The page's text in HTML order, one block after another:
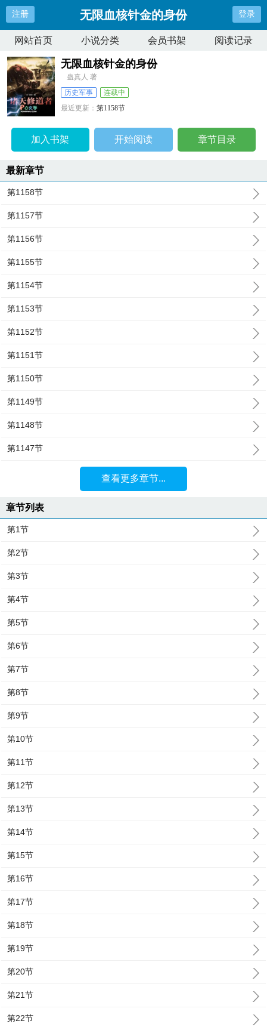
注册 无限血核针金的身份 登录
网站首页 小说分类 会员书架 阅读记录
无限血核针金的身份
蛊真人 著
历史军事
连载中
最近更新：第1158节
加入书架 开始阅读 章节目录
最新章节
第1158节
第1157节
第1156节
第1155节
第1154节
第1153节
第1152节
第1151节
第1150节
第1149节
第1148节
第1147节
查看更多章节...
章节列表
第1节
第2节
第3节
第4节
第5节
第6节
第7节
第8节
第9节
第10节
第11节
第12节
第13节
第14节
第15节
第16节
第17节
第18节
第19节
第20节
第21节
第22节